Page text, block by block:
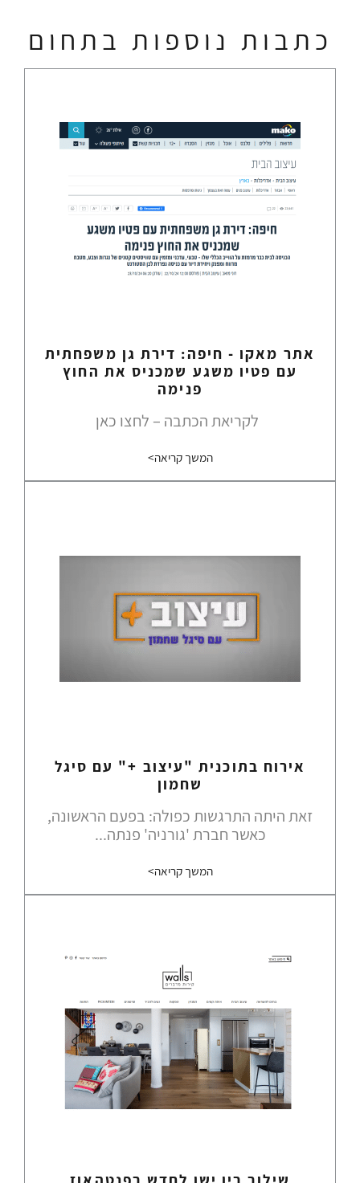
כתבות נוספות בתחום
אתר מאקו - חיפה: דירת גן משפחתית
עם פטיו משגע שמכניס את החוץ
פנימה
לקריאת הכתבה – לחצו כאן
המשך קריאה>
אירוח בתוכנית "עיצוב +" עם סיגל
שחמון
זאת היתה התרגשות כפולה: בפעם הראשונה,
כאשר חברת 'גורניה' פנתה...
המשך קריאה>